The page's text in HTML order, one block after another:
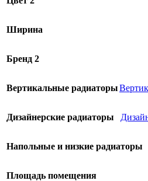
Ширина
Бренд 2
Вертикальные радиаторы
Дизайнерские радиаторы
Напольные и низкие радиаторы
Площадь помещения